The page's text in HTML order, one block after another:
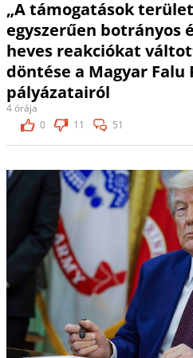
„A támogatások
egyszerűen botrányos
heves reakciókat
döntése a Magyar Falu
pályázatairól
4 órája
0
11 51